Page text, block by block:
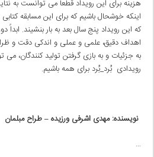
هزینه برای این رویداد قطعاً می توانست به
اینکه خوشحال باشیم که برای این مسابقه
که این رویداد پنج سال بعد به بار بنشیند.
اهداف دقیق، علمی و عملی و اندکی دقت و
به جزئیات و به بازی گرفتن تولید کنندگان، می
رویدادی بُرد_بُرد برای همه باشیم.
نویسنده: مهدی اشرفی ورزیده – طراح مبلمان
…